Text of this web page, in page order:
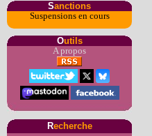
Sanctions
Suspensions en cours
Outils
A propos
Recherche